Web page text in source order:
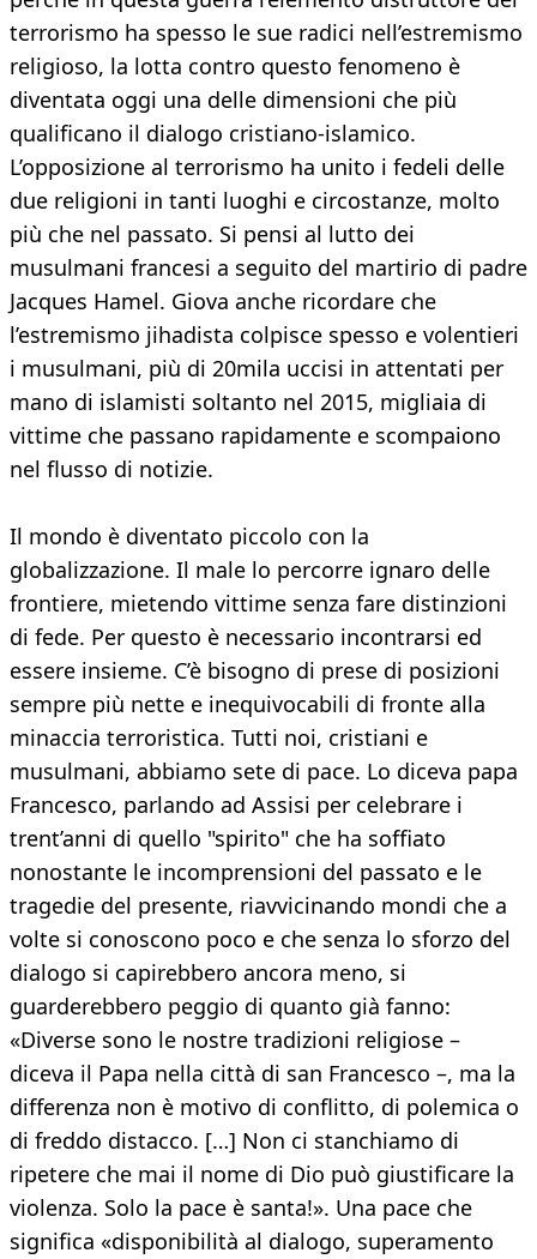
terrorismo ha spesso le sue radici nell’estremismo
religioso, la lotta contro questo fenomeno è
diventata oggi una delle dimensioni che più
qualificano il dialogo cristiano-islamico.
L’opposizione al terrorismo ha unito i fedeli delle
due religioni in tanti luoghi e circostanze, molto
più che nel passato. Si pensi al lutto dei
musulmani francesi a seguito del martirio di padre
Jacques Hamel. Giova anche ricordare che
l’estremismo jihadista colpisce spesso e volentieri
i musulmani, più di 20mila uccisi in attentati per
mano di islamisti soltanto nel 2015, migliaia di
vittime che passano rapidamente e scompaiono
nel flusso di notizie.
Il mondo è diventato piccolo con la
globalizzazione. Il male lo percorre ignaro delle
frontiere, mietendo vittime senza fare distinzioni
di fede. Per questo è necessario incontrarsi ed
essere insieme. C’è bisogno di prese di posizioni
sempre più nette e inequivocabili di fronte alla
minaccia terroristica. Tutti noi, cristiani e
musulmani, abbiamo sete di pace. Lo diceva papa
Francesco, parlando ad Assisi per celebrare i
trent’anni di quello "spirito" che ha soffiato
nonostante le incomprensioni del passato e le
tragedie del presente, riavvicinando mondi che a
volte si conoscono poco e che senza lo sforzo del
dialogo si capirebbero ancora meno, si
guarderebbero peggio di quanto già fanno:
«Diverse sono le nostre tradizioni religiose –
diceva il Papa nella città di san Francesco –, ma la
differenza non è motivo di conflitto, di polemica o
di freddo distacco. […] Non ci stanchiamo di
ripetere che mai il nome di Dio può giustificare la
violenza. Solo la pace è santa!». Una pace che
significa «disponibilità al dialogo, superamento